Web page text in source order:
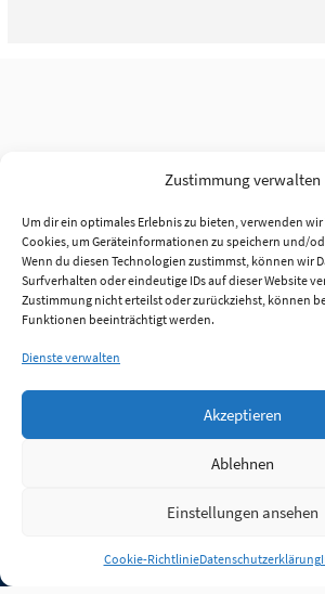
Zustimmung verwalten
Um dir ein optimales Erlebnis zu bieten, verwenden
Cookies, um Geräteinformationen zu speichern und/
Wenn du diesen Technologien zustimmst, können wir
Surfverhalten oder eindeutige IDs auf dieser Website
Zustimmung nicht erteilst oder zurückziehst, können
Funktionen beeinträchtigt werden.
Dienste verwalten
Akzeptieren
Ablehnen
Einstellungen ansehen
Cookie-RichtlinieDatenschutzerklärung
Anmelden
Jobs Partner FAQ